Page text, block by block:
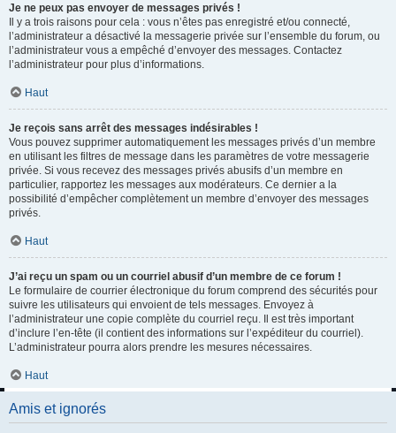
Je ne peux pas envoyer de messages privés !
Il y a trois raisons pour cela : vous n’êtes pas enregistré et/ou connecté,
l’administrateur a désactivé la messagerie privée sur l’ensemble du forum, ou
l’administrateur vous a empêché d’envoyer des messages. Contactez
l’administrateur pour plus d’informations.
Haut
Je reçois sans arrêt des messages indésirables !
Vous pouvez supprimer automatiquement les messages privés d’un membre
en utilisant les filtres de message dans les paramètres de votre messagerie
privée. Si vous recevez des messages privés abusifs d’un membre en
particulier, rapportez les messages aux modérateurs. Ce dernier a la
possibilité d’empêcher complètement un membre d’envoyer des messages
privés.
Haut
J’ai reçu un spam ou un courriel abusif d’un membre de ce forum !
Le formulaire de courrier électronique du forum comprend des sécurités pour
suivre les utilisateurs qui envoient de tels messages. Envoyez à
l’administrateur une copie complète du courriel reçu. Il est très important
d’inclure l’en-tête (il contient des informations sur l’expéditeur du courriel).
L’administrateur pourra alors prendre les mesures nécessaires.
Haut
Amis et ignorés